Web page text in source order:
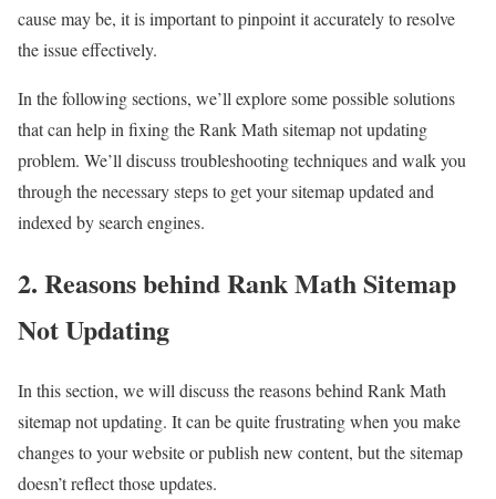
cause may be, it is important to pinpoint it accurately to resolve
the issue effectively.
In the following sections, we’ll explore some possible solutions
that can help in fixing the Rank Math sitemap not updating
problem. We’ll discuss troubleshooting techniques and walk you
through the necessary steps to get your sitemap updated and
indexed by search engines.
2. Reasons behind Rank Math Sitemap
Not Updating
In this section, we will discuss the reasons behind Rank Math
sitemap not updating. It can be quite frustrating when you make
changes to your website or publish new content, but the sitemap
doesn’t reflect those updates.